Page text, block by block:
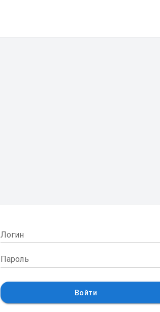
Логин
Пароль
Войти